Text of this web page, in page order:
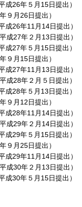
成26年５月15日提出）
９月26日提出）
成26年11月14日提出）
成27年２月13日提出）
成27年５月15日提出）
９月15日提出）
成27年11月13日提出）
成28年２月５日提出）
成28年５月13日提出）
９月12日提出）
成28年11月14日提出）
成29年２月14日提出）
成29年５月15日提出）
９月25日提出）
成29年11月14日提出）
成30年２月13日提出）
成30年５月15日提出）